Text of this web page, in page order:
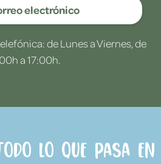
electrónico
de Lunes a Viernes, de
a 17:00h.
lo que pasa en